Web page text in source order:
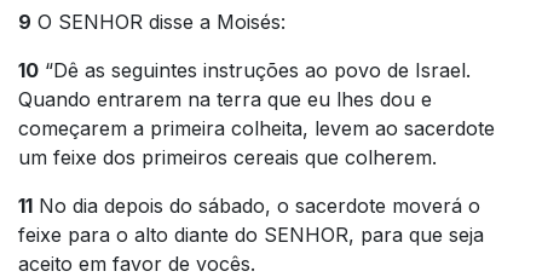
9 O SENHOR disse a Moisés:
10 “Dê as seguintes instruções ao povo de Israel.
Quando entrarem na terra que eu lhes dou e
começarem a primeira colheita, levem ao sacerdote
um feixe dos primeiros cereais que colherem.
11 No dia depois do sábado, o sacerdote moverá o
feixe para o alto diante do SENHOR, para que seja
aceito em favor de vocês.